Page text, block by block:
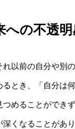
への不透
以前の自分や別
とき、「自分は
めることができ
くなることがあり